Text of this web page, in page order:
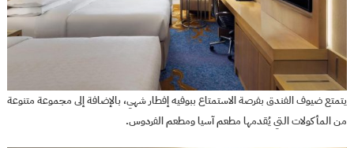
يتمتع ضيوف الفندق بفرصة الاستمتاع ببوفيه إفطار شهي، بالإضافة إلى مجموعة متنوعة
من المأكولات التي يُقدمها مطعم آسيا ومطعم الفردوس.